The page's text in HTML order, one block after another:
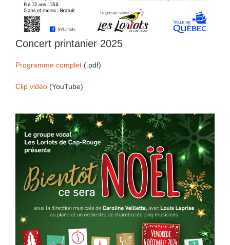
Concert printanier 2025
Programme complet (.pdf)
Clip vidéo (YouTube)